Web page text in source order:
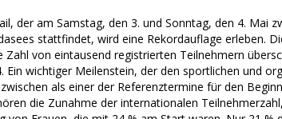
der am Samstag, den 3. und Sonntag, den 4. Mai
stattfindet, wird eine Rekordauflage erleben.
von eintausend registrierten Teilnehmern
Ein wichtiger Meilenstein, der den sportlichen und
als einer der Referenztermine für den
die Zunahme der internationalen